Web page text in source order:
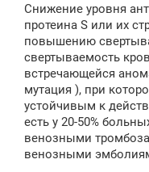
Снижение уровня
протеина S или их
повышению
свертываемость
встречающейся
мутация ), при
устойчивым к
есть у 20-50%
венозными
венозными